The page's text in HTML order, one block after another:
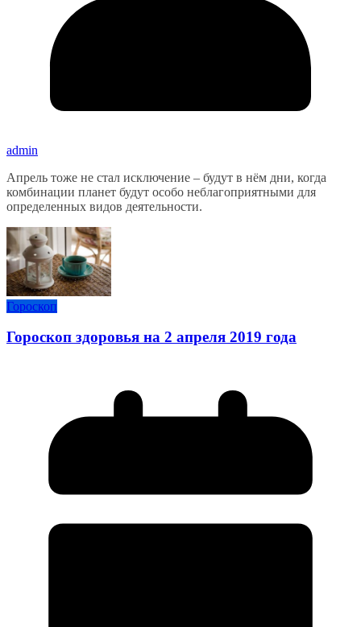
admin
Апрель тоже не стал исключение – будут в нём дни, когда
комбинации планет будут особо неблагоприятными для
определенных видов деятельности.
Гороскоп
Гороскоп здоровья на 2 апреля 2019 года